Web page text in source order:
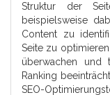
Struktur der
beispielsweise
Content zu
Seite zu
überwachen und
Ranking
SEO-